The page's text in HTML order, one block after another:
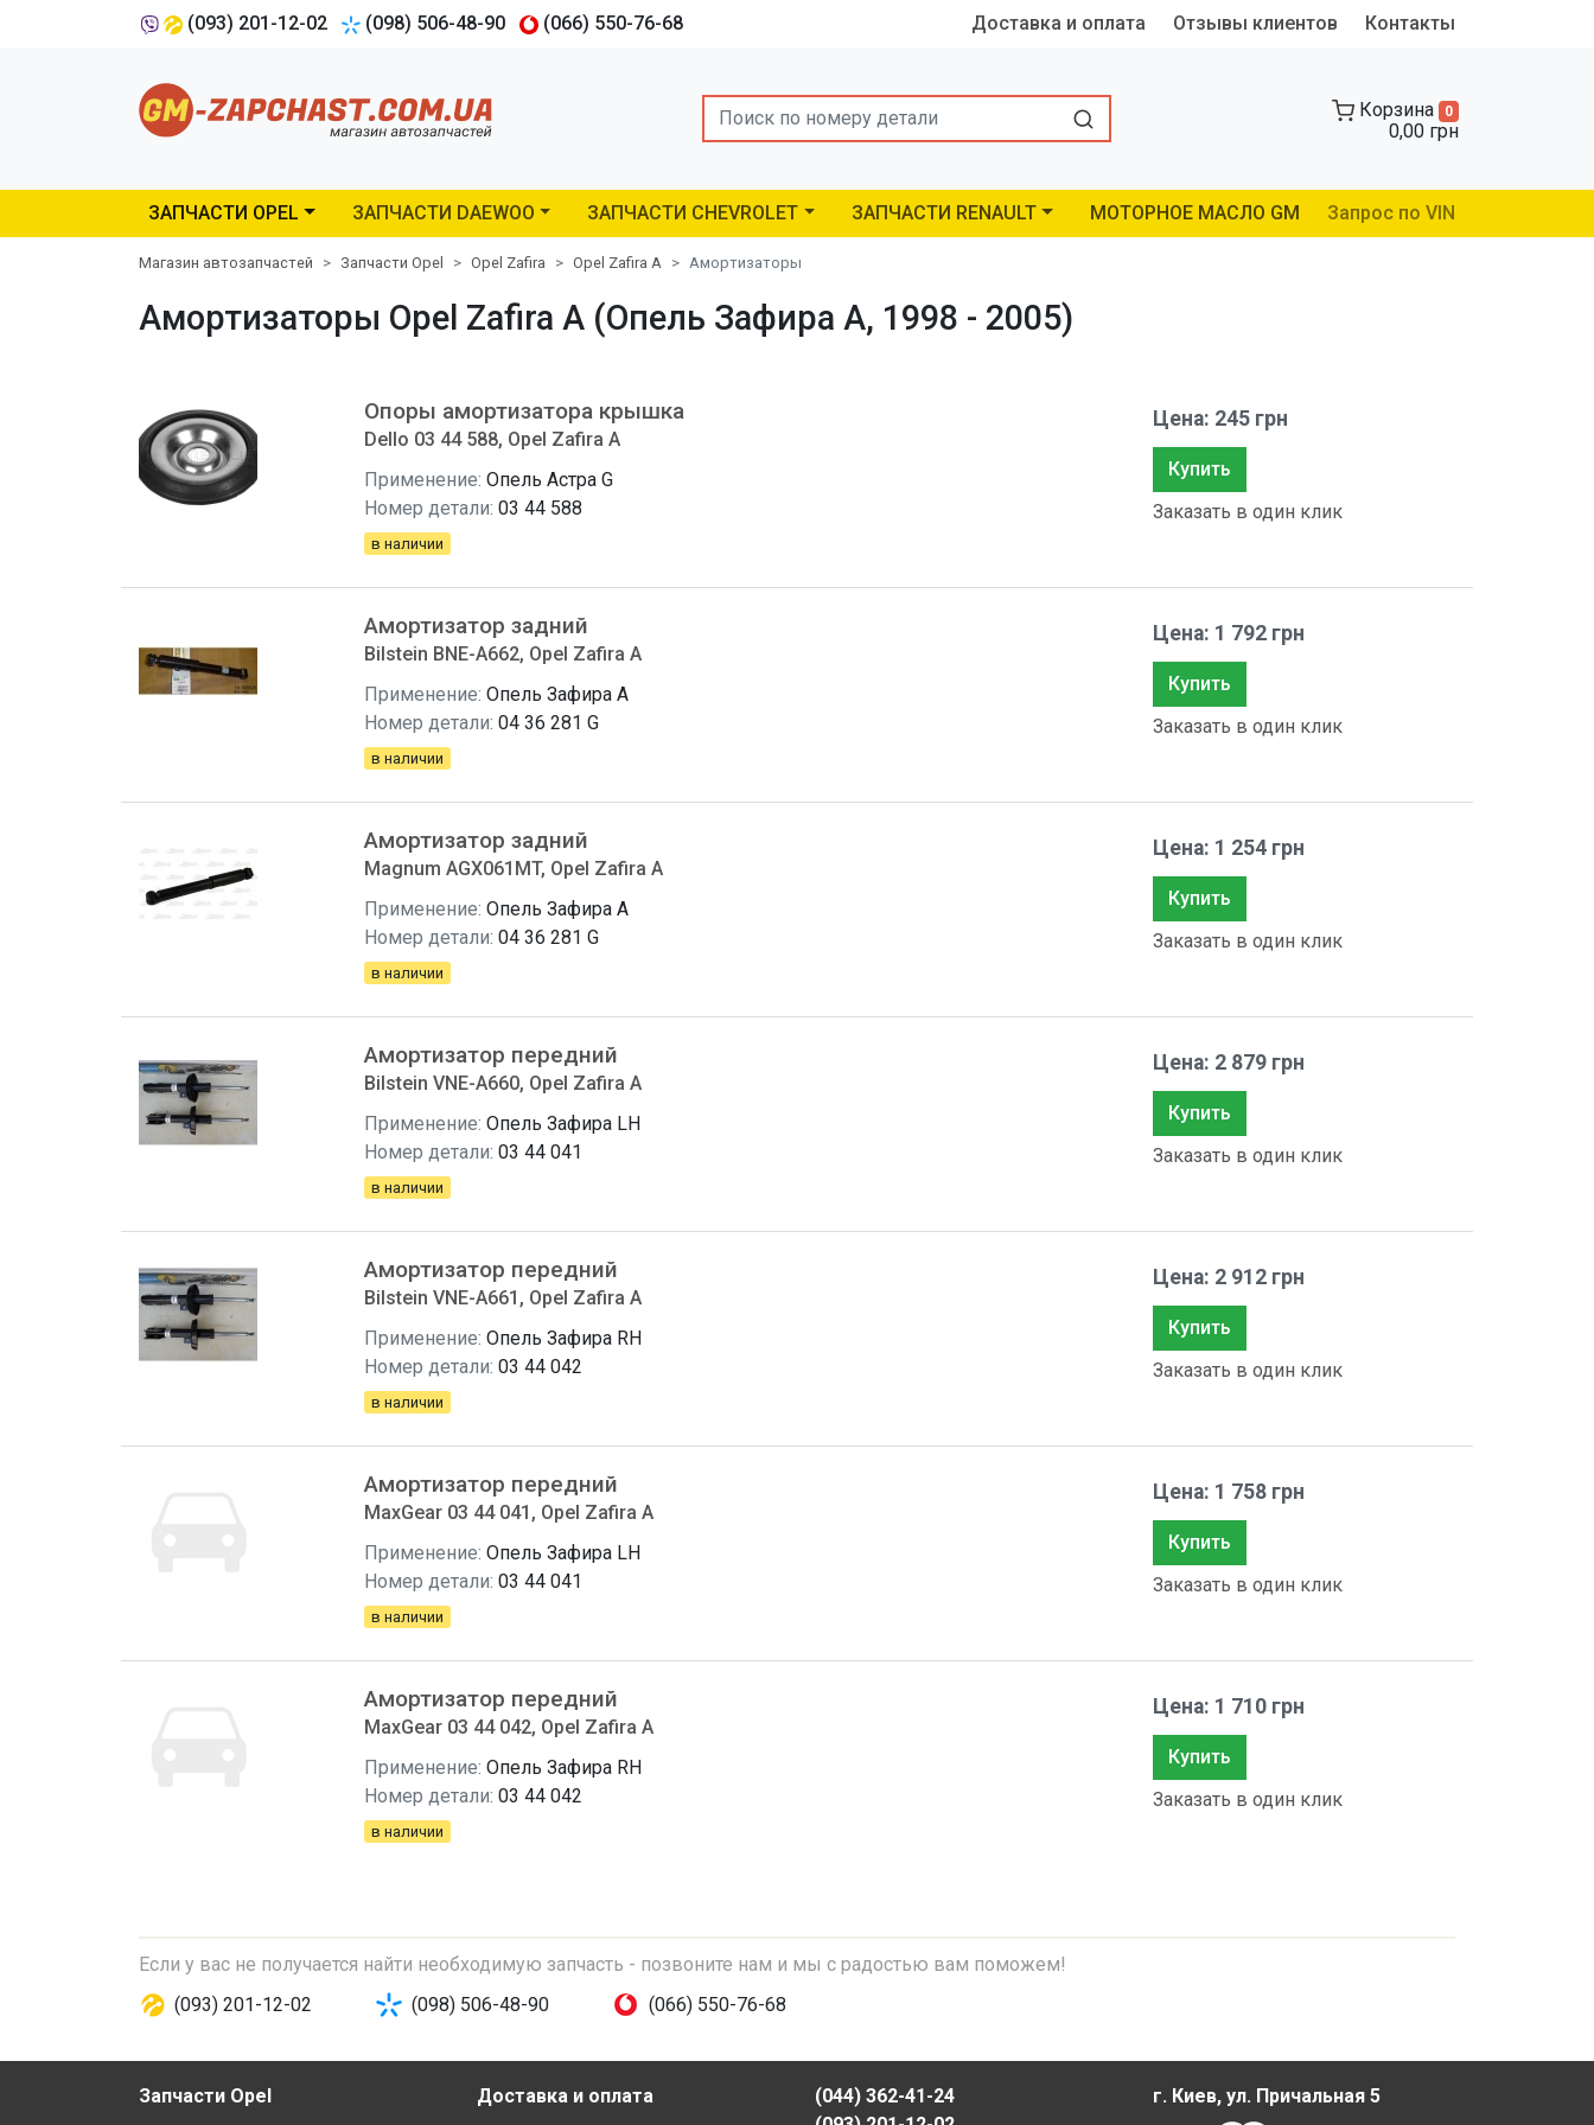
(093) 201-12-02 (098) 506-48-90 (066) 550-76-68 Доставка и оплата Отзывы клиентов Контакты
Search Корзина 0
0,00 грн
ЗАПЧАСТИ OPEL ЗАПЧАСТИ DAEWOO ЗАПЧАСТИ CHEVROLET ЗАПЧАСТИ RENAULT МОТОРНОЕ МАСЛО GM Запрос по VIN
Магазин автозапчастей Запчасти Opel Opel Zafira Opel Zafira A Амортизаторы
Амортизаторы Opel Zafira A (Опель Зафира A, 1998 - 2005)
Опоры амортизатора крышка
Dello 03 44 588, Opel Zafira A
Применение: Опель Астра G
Номер детали: 03 44 588
в наличии
Цена: 245 грн
Купить
Заказать в один клик
Амортизатор задний
Bilstein BNE-A662, Opel Zafira A
Применение: Опель Зафира A
Номер детали: 04 36 281 G
в наличии
Цена: 1 792 грн
Купить
Заказать в один клик
Амортизатор задний
Magnum AGX061MT, Opel Zafira A
Применение: Опель Зафира A
Номер детали: 04 36 281 G
в наличии
Цена: 1 254 грн
Купить
Заказать в один клик
Амортизатор передний
Bilstein VNE-A660, Opel Zafira A
Применение: Опель Зафира LH
Номер детали: 03 44 041
в наличии
Цена: 2 879 грн
Купить
Заказать в один клик
Амортизатор передний
Bilstein VNE-A661, Opel Zafira A
Применение: Опель Зафира RH
Номер детали: 03 44 042
в наличии
Цена: 2 912 грн
Купить
Заказать в один клик
Амортизатор передний
MaxGear 03 44 041, Opel Zafira A
Применение: Опель Зафира LH
Номер детали: 03 44 041
в наличии
Цена: 1 758 грн
Купить
Заказать в один клик
Амортизатор передний
MaxGear 03 44 042, Opel Zafira A
Применение: Опель Зафира RH
Номер детали: 03 44 042
в наличии
Цена: 1 710 грн
Купить
Заказать в один клик
Если у вас не получается найти необходимую запчасть - позвоните нам и мы с радостью вам поможем!
(093) 201-12-02
(098) 506-48-90 (066) 550-76-68
Запчасти Opel Доставка и оплата
(044) 362-41-24
г. Киев, ул. Причальная 5